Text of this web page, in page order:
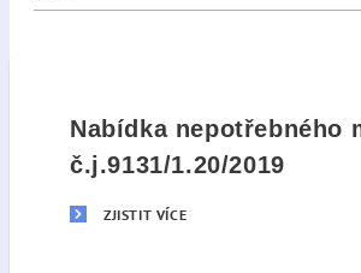
Nabídka nepotřebného
č.j.9131/1.20/2019
ZJISTIT VÍCE